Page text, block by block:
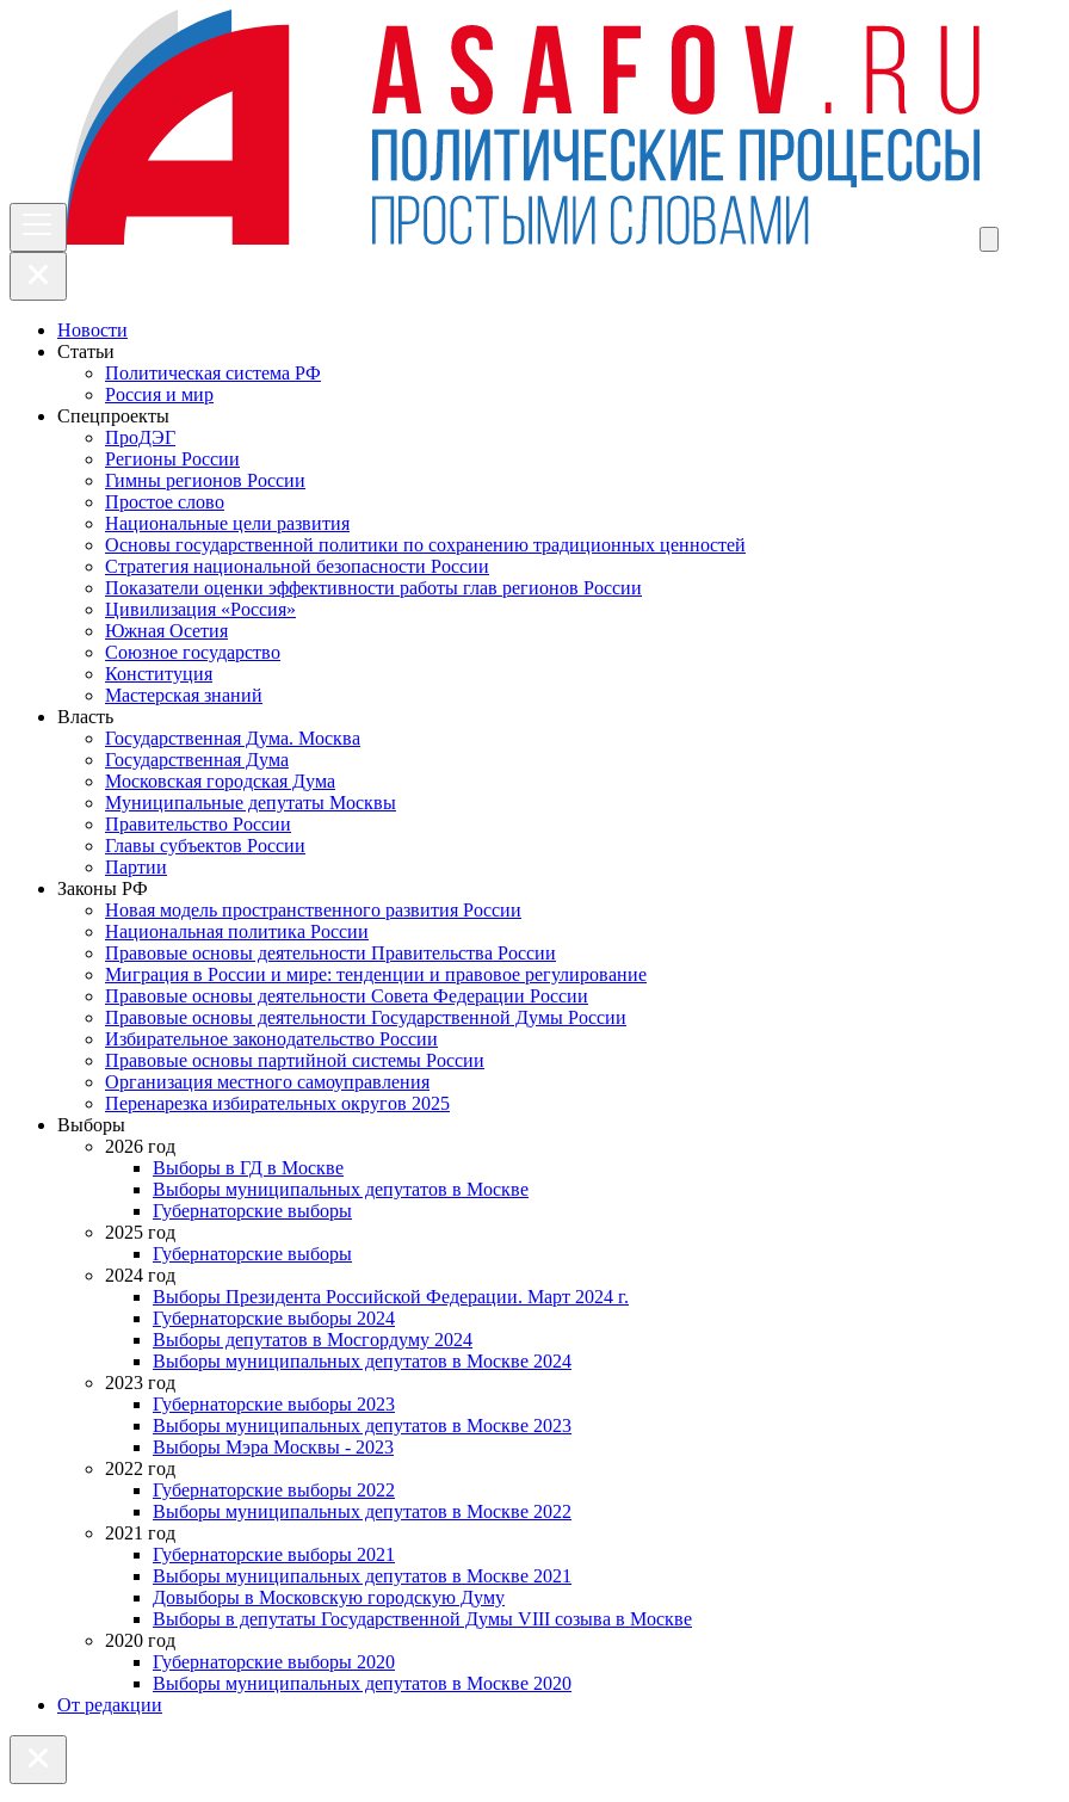
Новости
Статьи
Политическая система РФ
Россия и мир
Спецпроекты
ПроДЭГ
Регионы России
Гимны регионов России
Простое слово
Национальные цели развития
Основы государственной политики по сохранению традиционных ценностей
Стратегия национальной безопасности России
Показатели оценки эффективности работы глав регионов России
Цивилизация «Россия»
Южная Осетия
Союзное государство
Конституция
Мастерская знаний
Власть
Государственная Дума. Москва
Государственная Дума
Московская городская Дума
Муниципальные депутаты Москвы
Правительство России
Главы субъектов России
Партии
Законы РФ
Новая модель пространственного развития России
Национальная политика России
Правовые основы деятельности Правительства России
Миграция в России и мире: тенденции и правовое регулирование
Правовые основы деятельности Совета Федерации России
Правовые основы деятельности Государственной Думы России
Избирательное законодательство России
Правовые основы партийной системы России
Организация местного самоуправления
Перенарезка избирательных округов 2025
Выборы
2026 год
Выборы в ГД в Москве
Выборы муниципальных депутатов в Москве
Губернаторские выборы
2025 год
Губернаторские выборы
2024 год
Выборы Президента Российской Федерации. Март 2024 г.
Губернаторские выборы 2024
Выборы депутатов в Мосгордуму 2024
Выборы муниципальных депутатов в Москве 2024
2023 год
Губернаторские выборы 2023
Выборы муниципальных депутатов в Москве 2023
Выборы Мэра Москвы - 2023
2022 год
Губернаторские выборы 2022
Выборы муниципальных депутатов в Москве 2022
2021 год
Губернаторские выборы 2021
Выборы муниципальных депутатов в Москве 2021
Довыборы в Московскую городскую Думу
Выборы в депутаты Государственной Думы VIII созыва в Москве
2020 год
Губернаторские выборы 2020
Выборы муниципальных депутатов в Москве 2020
От редакции